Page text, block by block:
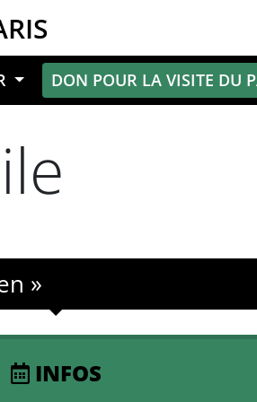
DON POUR LA VISITE DU
»
INFOS